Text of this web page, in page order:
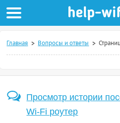
Главная Вопросы и ответы
Просмотр истории
Wi-Fi роутер